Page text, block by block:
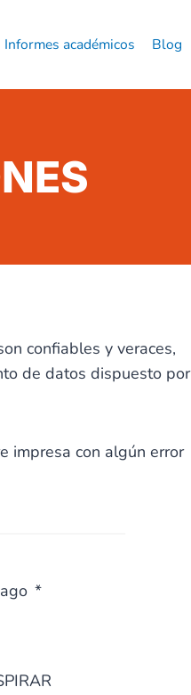
Informes académicos Blog
confiables y veraces,
de datos dispuesto por
impresa con algún error